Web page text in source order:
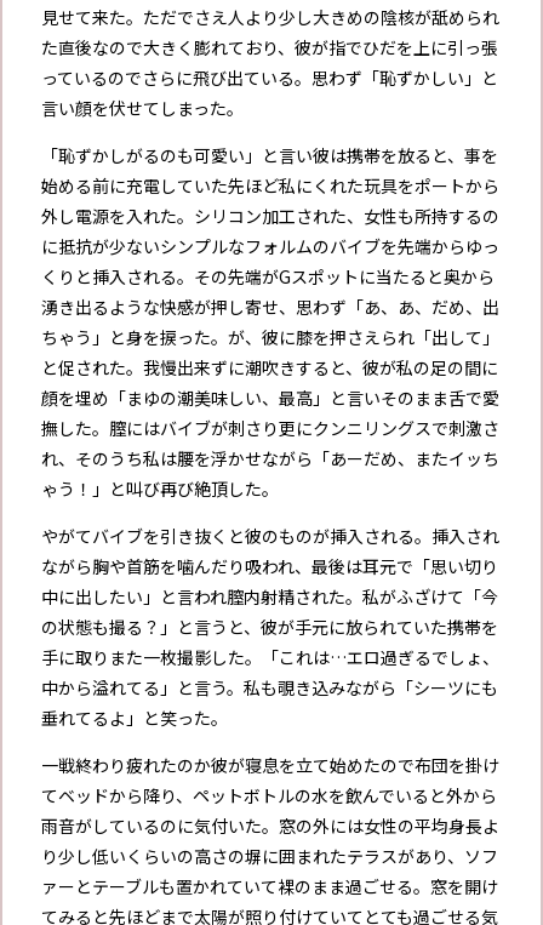
見せて来た。ただでさえ人より少し大きめの陰核が舐められ
た直後なので大きく膨れており、彼が指でひだを上に引っ張
っているのでさらに飛び出ている。思わず「恥ずかしい」と
言い顔を伏せてしまった。
「恥ずかしがるのも可愛い」と言い彼は携帯を放ると、事を
始める前に充電していた先ほど私にくれた玩具をポートから
外し電源を入れた。シリコン加工された、女性も所持するの
に抵抗が少ないシンプルなフォルムのバイブを先端からゆっ
くりと挿入される。その先端がGスポットに当たると奥から
湧き出るような快感が押し寄せ、思わず「あ、あ、だめ、出
ちゃう」と身を捩った。が、彼に膝を押さえられ「出して」
と促された。我慢出来ずに潮吹きすると、彼が私の足の間に
顔を埋め「まゆの潮美味しい、最高」と言いそのまま舌で愛
撫した。膣にはバイブが刺さり更にクンニリングスで刺激さ
れ、そのうち私は腰を浮かせながら「あーだめ、またイッち
ゃう！」と叫び再び絶頂した。
やがてバイブを引き抜くと彼のものが挿入される。挿入され
ながら胸や首筋を噛んだり吸われ、最後は耳元で「思い切り
中に出したい」と言われ膣内射精された。私がふざけて「今
の状態も撮る？」と言うと、彼が手元に放られていた携帯を
手に取りまた一枚撮影した。「これは…エロ過ぎるでしょ、
中から溢れてる」と言う。私も覗き込みながら「シーツにも
垂れてるよ」と笑った。
一戦終わり疲れたのか彼が寝息を立て始めたので布団を掛け
てベッドから降り、ペットボトルの水を飲んでいると外から
雨音がしているのに気付いた。窓の外には女性の平均身長よ
り少し低いくらいの高さの塀に囲まれたテラスがあり、ソフ
ァーとテーブルも置かれていて裸のまま過ごせる。窓を開け
てみると先ほどまで太陽が照り付けていてとても過ごせる気